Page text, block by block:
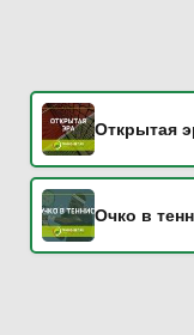
Открытая
Очко в